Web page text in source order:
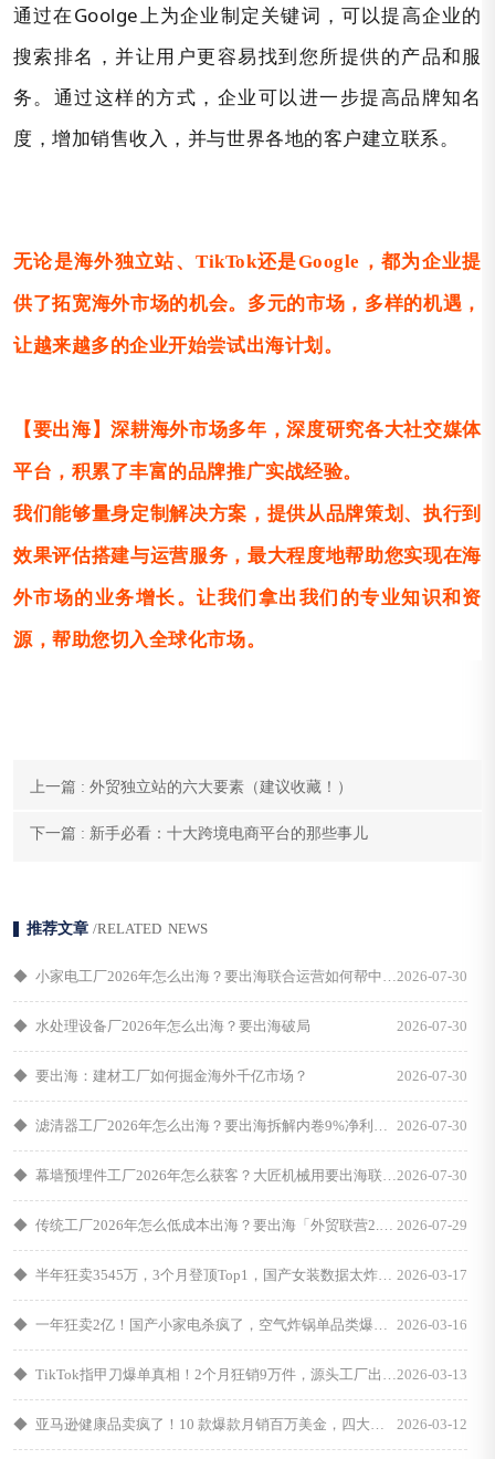
通过在Goolge上为企业制定关键词，可以提高企业的
搜索排名，并让用户更容易找到您所提供的产品和服
务。通过这样的方式，企业可以进一步提高品牌知名
度，增加销售收入，并与世界各地的客户建立联系。
无论是海外独立站、TikTok还是Google，都为企业提
供了拓宽海外市场的机会。多元的市场，多样的机遇，
让越来越多的企业开始尝试出海计划。
【要出海】深耕海外市场多年，深度研究各大社交媒体
平台，积累了丰富的品牌推广实战经验。
我们能够量身定制解决方案，提供从品牌策划、执行到
效果评估搭建与运营服务，最大程度地帮助您实现在海
外市场的业务增长。让我们拿出我们的专业知识和资
源，帮助您切入全球化市场。
上一篇 : 外贸独立站的六大要素（建议收藏！）
下一篇 : 新手必看：十大跨境电商平台的那些事儿
推荐文章 /RELATED NEWS
2026-07-30
◆ 小家电工厂2026年怎么出海？要出海联合运营如何帮中小工厂拿下埃及首单
2026-07-30
◆ 水处理设备厂2026年怎么出海？要出海破局
2026-07-30
◆ 要出海：建材工厂如何掘金海外千亿市场？
2026-07-30
◆ 滤清器工厂2026年怎么出海？要出海拆解内卷9%净利后的低成本突围路径
2026-07-30
◆ 幕墙预埋件工厂2026年怎么获客？大匠机械用要出海联营破解"不会社媒、不会跟进"两大死穴
2026-07-29
◆ 传统工厂2026年怎么低成本出海？要出海「外贸联营2.0」用"风险共担、成交分润"重构出海逻辑
2026-03-17
◆ 半年狂卖3545万，3个月登顶Top1，国产女装数据太炸裂了！
2026-03-16
◆ 一年狂卖2亿！国产小家电杀疯了，空气炸锅单品类爆销100万台！
2026-03-13
◆ TikTok指甲刀爆单真相！2个月狂销9万件，源头工厂出海可照搬
2026-03-12
◆ 亚马逊健康品卖疯了！10 款爆款月销百万美金，四大赛道成黄金风口